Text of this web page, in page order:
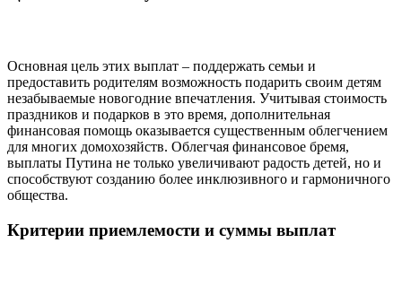
Основная цель этих выплат – поддержать семьи и
предоставить родителям возможность подарить своим детям
незабываемые новогодние впечатления. Учитывая стоимость
праздников и подарков в это время, дополнительная
финансовая помощь оказывается существенным облегчением
для многих домохозяйств. Облегчая финансовое бремя,
выплаты Путина не только увеличивают радость детей, но и
способствуют созданию более инклюзивного и гармоничного
общества.
Критерии приемлемости и суммы выплат